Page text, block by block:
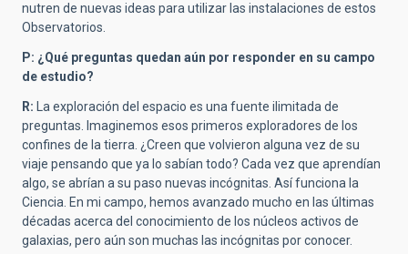
nutren de nuevas ideas para utilizar las instalaciones de estos
Observatorios.
P: ¿Qué preguntas quedan aún por responder en su campo
de estudio?
R: La exploración del espacio es una fuente ilimitada de
preguntas. Imaginemos esos primeros exploradores de los
confines de la tierra. ¿Creen que volvieron alguna vez de su
viaje pensando que ya lo sabían todo? Cada vez que aprendían
algo, se abrían a su paso nuevas incógnitas. Así funciona la
Ciencia. En mi campo, hemos avanzado mucho en las últimas
décadas acerca del conocimiento de los núcleos activos de
galaxias, pero aún son muchas las incógnitas por conocer.